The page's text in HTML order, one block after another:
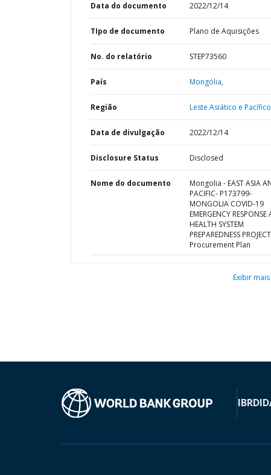
Data do documento 2022/12/14
TIpo de documento Plano de Aquisições
No. do relatório STEP73560
País Mongólia,
Região Leste Asiático e
Data de divulgação 2022/12/14
Disclosure Status Disclosed
Nome do documento
Mongolia - EAST ASIA
PACIFIC- P173799-
MONGOLIA COVID-19
EMERGENCY RESPONSE
HEALTH SYSTEM
PREPAREDNESS
Procurement Plan
Exibir mais
IBRD